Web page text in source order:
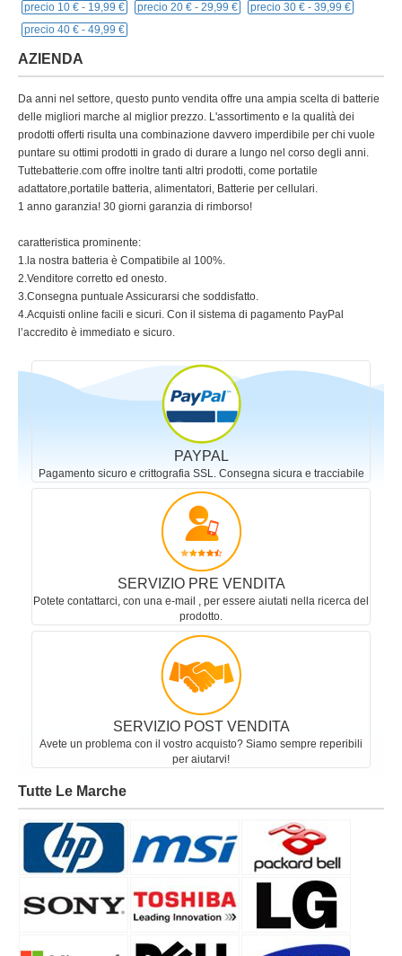
precio 10 € - 19,99 € precio 20 € - 29,99 € precio 30 € - 39,99 €
precio 40 € - 49,99 €
AZIENDA
Da anni nel settore, questo punto vendita offre una ampia scelta di batterie
delle migliori marche al miglior prezzo. L'assortimento e la qualità dei
prodotti offerti risulta una combinazione davvero imperdibile per chi vuole
puntare su ottimi prodotti in grado di durare a lungo nel corso degli anni.
Tuttebatterie.com offre inoltre tanti altri prodotti, come portatile
adattatore,portatile batteria, alimentatori, Batterie per cellulari.
1 anno garanzia! 30 giorni garanzia di rimborso!
caratteristica prominente:
1.la nostra batteria è Compatibile al 100%.
2.Venditore corretto ed onesto.
3.Consegna puntuale Assicurarsi che soddisfatto.
4.Acquisti online facili e sicuri. Con il sistema di pagamento PayPal
l’accredito è immediato e sicuro.
PAYPAL
Pagamento sicuro e crittografia SSL. Consegna sicura e tracciabile
SERVIZIO PRE VENDITA
Potete contattarci, con una e-mail , per essere aiutati nella ricerca del
prodotto.
SERVIZIO POST VENDITA
Avete un problema con il vostro acquisto? Siamo sempre reperibili
per aiutarvi!
Tutte Le Marche